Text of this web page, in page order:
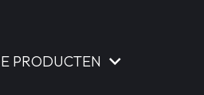
PRODUCTEN